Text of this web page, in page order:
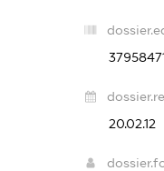
20.02.12